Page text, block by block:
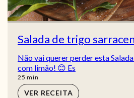
Salada de trigo
Não vai querer perder esta
com limão! 😊 Es
25 min
min
VER RECEITA